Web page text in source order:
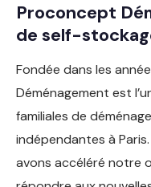
Proconcept
de self-
Fondée dans les
Déménagement est
familiales de
indépendantes à
avons accéléré notre